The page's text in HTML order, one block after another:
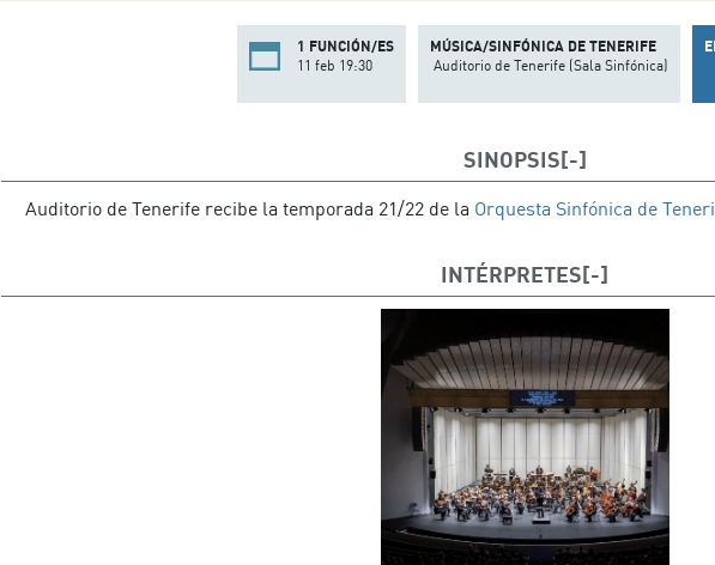
1 FUNCIÓN/ES
11 feb 19:30
MÚSICA/SINFÓNICA DE TENERIFE
Auditorio de Tenerife (Sala Sinfónica)
SINOPSIS
Auditorio de Tenerife recibe la temporada 21/22 de la Orquesta Sinfónica de
INTÉRPRETES